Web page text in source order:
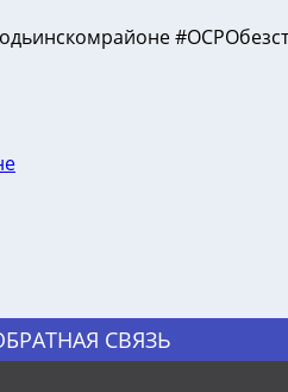
СВЯЗЬ